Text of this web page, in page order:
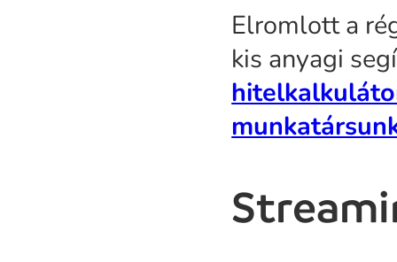
Elromlott a
kis anyagi